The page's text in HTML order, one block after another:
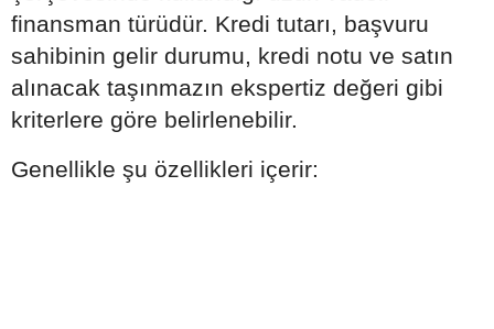
finansman türüdür. Kredi tutarı, başvuru
sahibinin gelir durumu, kredi notu ve satın
alınacak taşınmazın ekspertiz değeri gibi
kriterlere göre belirlenebilir.
Genellikle şu özellikleri içerir: